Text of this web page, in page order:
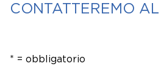
CONTATTEREMO
* = obbligatorio